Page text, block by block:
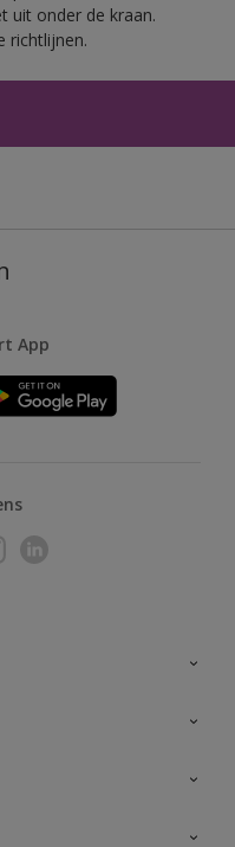
uit onder de kraan.
richtlijnen.
App